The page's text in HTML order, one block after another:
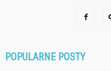
POPULARNE POSTY